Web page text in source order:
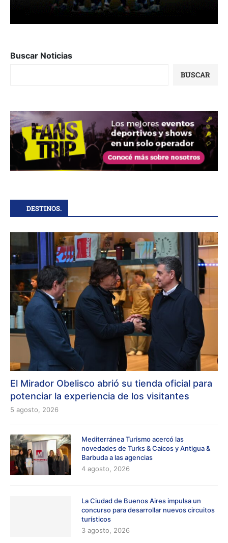
Buscar Noticias
BUSCAR
DESTINOS.
El Mirador Obelisco abrió su tienda oficial para
potenciar la experiencia de los visitantes
5 agosto, 2026
Mediterránea Turismo acercó las
novedades de Turks & Caicos y Antigua &
Barbuda a las agencias
4 agosto, 2026
La Ciudad de Buenos Aires impulsa un
concurso para desarrollar nuevos circuitos
turísticos
3 agosto, 2026